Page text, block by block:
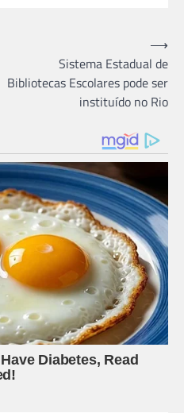
Sistema Estadual de
Bibliotecas Escolares pode ser
instituído no Rio
⟶